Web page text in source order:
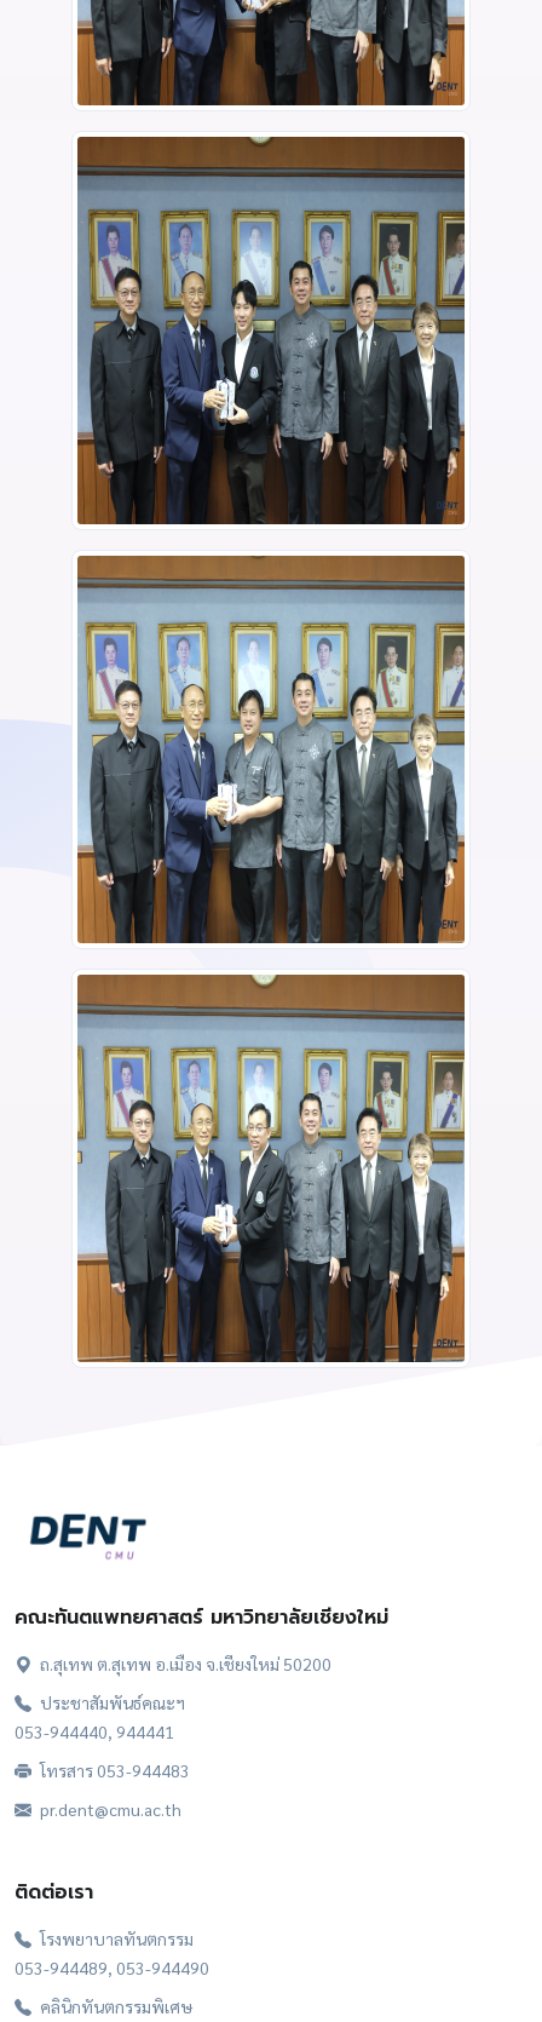
คณะทันตแพทยศาสตร์ มหาวิทยาลัยเชียงใหม่
ถ.สุเทพ ต.สุเทพ อ.เมือง จ.เชียงใหม่ 50200
ประชาสัมพันธ์คณะฯ
053-944440, 944441
โทรสาร 053-944483
pr.dent@cmu.ac.th
ติดต่อเรา
โรงพยาบาลทันตกรรม
053-944489, 053-944490
คลินิกทันตกรรมพิเศษ